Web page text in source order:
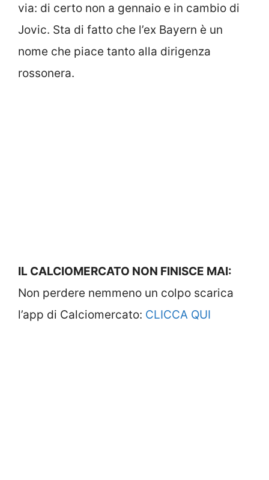
via: di certo non a gennaio e in cambio di
Jovic. Sta di fatto che l’ex Bayern è un
nome che piace tanto alla dirigenza
rossonera.
IL CALCIOMERCATO NON FINISCE MAI:
Non perdere nemmeno un colpo scarica
l’app di Calciomercato: CLICCA QUI